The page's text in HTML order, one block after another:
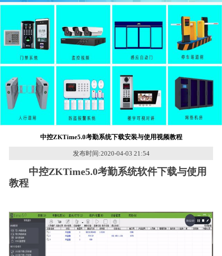
中控ZKTime5.0考勤系统下载安装与使用视频教程
发布时间:2020-04-03 21:54
中控ZKTime5.0考勤系统软件下载与使用
教程